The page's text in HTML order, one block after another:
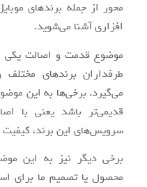
محور از جمله برندهای
افزاری آشنا می‌شوید.
موضوع قدمت و اصالت یکی
طرفداران برند‌های
می‌گیرد. برخی‌ها به این
قدیمی‌تر باشد یعنی با
سرویس‌های این برند، کیفیت
برخی دیگر نیز به این
محصول یا تصمیم ما برای